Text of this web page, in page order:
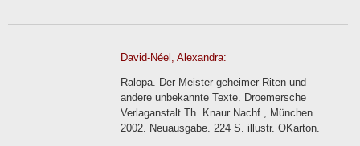
David-Néel, Alexandra:
Ralopa. Der Meister geheimer Riten und
andere unbekannte Texte. Droemersche
Verlaganstalt Th. Knaur Nachf., München
2002. Neuausgabe. 224 S. illustr. OKarton.